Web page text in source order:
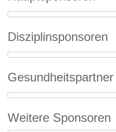
Disziplinsponsoren
Gesundheitspartner
Weitere Sponsoren